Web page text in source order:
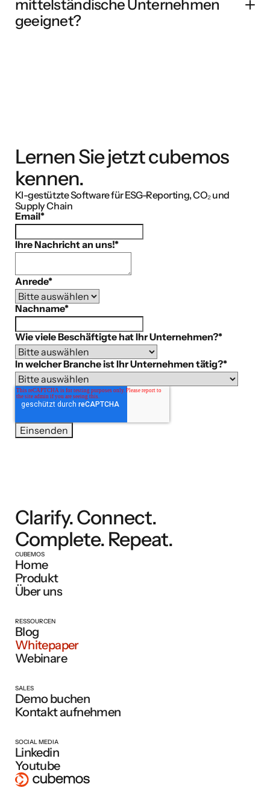
fertigen Report. Jeder Schritt ist nachvollziehbar und
audit-ready.
mittelständische Unternehmen
geeignet?
Lernen Sie jetzt cubemos
kennen.
KI-gestützte Software für ESG-Reporting, CO₂ und
Supply Chain
Email*
Ihre Nachricht an uns!*
Anrede*
Nachname*
Wie viele Beschäftigte hat Ihr Unternehmen?*
In welcher Branche ist Ihr Unternehmen tätig?*
Clarify. Connect.
Complete. Repeat.
CUBEMOS
Home
Produkt
Über uns
RESSOURCEN
Blog
Whitepaper
Webinare
SALES
Demo buchen
Kontakt aufnehmen
SOCIAL MEDIA
Linkedin
Youtube